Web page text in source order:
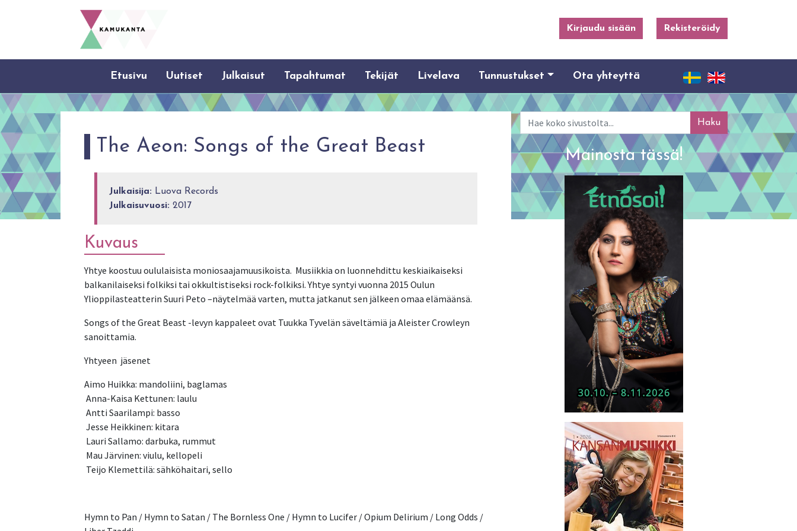
Kirjaudu sisään Rekisteröidy
Etusivu Uutiset Julkaisut Tapahtumat Tekijät Livelava Tunnustukset Ota yhteyttä
The Aeon: Songs of the Great Beast
Julkaisija: Luova Records
Julkaisuvuosi: 2017
Kuvaus
Yhtye koostuu oululaisista moniosaajamuusikoista.  Musiikkia on luonnehdittu keskiaikaiseksi
balkanilaiseksi folkiksi tai okkultistiseksi rock-folkiksi. Yhtye syntyi vuonna 2015 Oulun
Ylioppilasteatterin Suuri Peto –näytelmää varten, mutta jatkanut sen jälkeen omaa elämäänsä.
Songs of the Great Beast -levyn kappaleet ovat Tuukka Tyvelän säveltämiä ja Aleister Crowleyn
sanoittamia.
Yhtyeen  jäsenet
Aimo Huikka: mandoliini, baglamas
Anna-Kaisa Kettunen: laulu
Antti Saarilampi: basso
Jesse Heikkinen: kitara
Lauri Sallamo: darbuka, rummut
Mau Järvinen: viulu, kellopeli
Teijo Klemettilä: sähköhaitari, sello
Hymn to Pan / Hymn to Satan / The Bornless One / Hymn to Lucifer / Opium Delirium / Long Odds /
Haku
Mainosta tässä!